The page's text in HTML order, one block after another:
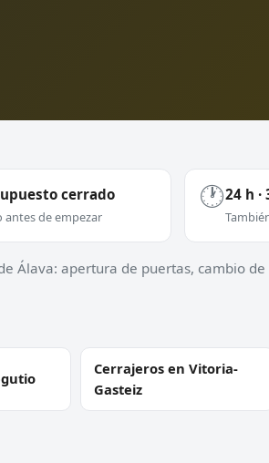
cerrado
antes de empezar
🕐24 h ·
Álava: apertura de puertas, cambio
Cerrajeros en Vitoria-
Gasteiz